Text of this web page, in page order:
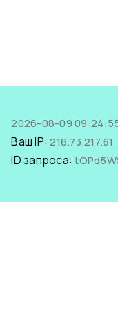
2026-08-09
Ваш IP:216.73.217.61
ID запроса: